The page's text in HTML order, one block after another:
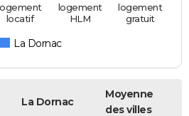
La Dornac
locatif
logement
HLM
logement
gratuit
La Dornac
Moyenne
des villes